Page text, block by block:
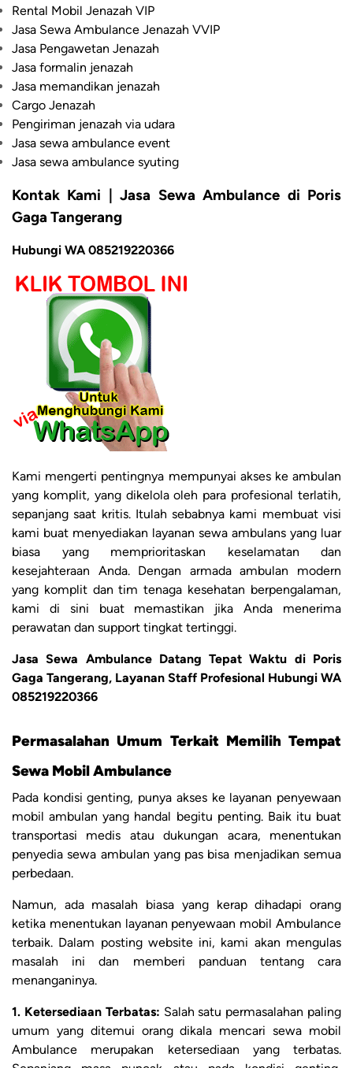
Rental Mobil Jenazah VIP
Jasa Sewa Ambulance Jenazah VVIP
Jasa Pengawetan Jenazah
Jasa formalin jenazah
Jasa memandikan jenazah
Cargo Jenazah
Pengiriman jenazah via udara
Jasa sewa ambulance event
Jasa sewa ambulance syuting
Kontak Kami | Jasa Sewa Ambulance di Poris
Gaga Tangerang
Hubungi WA 085219220366
Kami mengerti pentingnya mempunyai akses ke ambulan
yang komplit, yang dikelola oleh para profesional terlatih,
sepanjang saat kritis. Itulah sebabnya kami membuat visi
kami buat menyediakan layanan sewa ambulans yang luar
biasa yang memprioritaskan keselamatan dan
kesejahteraan Anda. Dengan armada ambulan modern
yang komplit dan tim tenaga kesehatan berpengalaman,
kami di sini buat memastikan jika Anda menerima
perawatan dan support tingkat tertinggi.
Jasa Sewa Ambulance Datang Tepat Waktu di Poris
Gaga Tangerang, Layanan Staff Profesional Hubungi WA
085219220366
Permasalahan Umum Terkait Memilih Tempat
Sewa Mobil Ambulance
Pada kondisi genting, punya akses ke layanan penyewaan
mobil ambulan yang handal begitu penting. Baik itu buat
transportasi medis atau dukungan acara, menentukan
penyedia sewa ambulan yang pas bisa menjadikan semua
perbedaan.
Namun, ada masalah biasa yang kerap dihadapi orang
ketika menentukan layanan penyewaan mobil Ambulance
terbaik. Dalam posting website ini, kami akan mengulas
masalah ini dan memberi panduan tentang cara
menanganinya.
1. Ketersediaan Terbatas: Salah satu permasalahan paling
umum yang ditemui orang dikala mencari sewa mobil
Ambulance merupakan ketersediaan yang terbatas.